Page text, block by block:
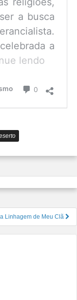
a busca
a
lendo
é
0 Comentário
Linhagem de Meu Clã